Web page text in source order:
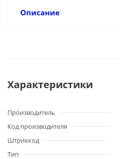
Описание
Характеристики
Производитель
Код производителя
Штрихкод
Тип